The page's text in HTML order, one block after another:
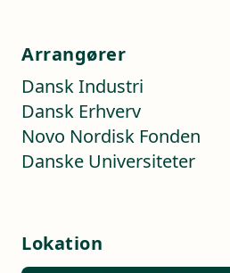
Arrangører
Dansk Industri
Dansk Erhverv
Novo Nordisk Fonden
Danske Universiteter
Lokation